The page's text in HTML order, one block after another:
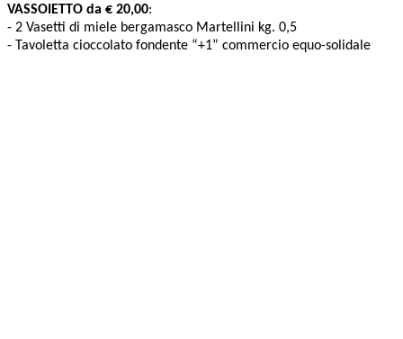
VASSOIETTO da € 20,00:
- 2 Vasetti di miele bergamasco Martellini kg. 0,5
- Tavoletta cioccolato fondente “+1” commercio equo-solidale